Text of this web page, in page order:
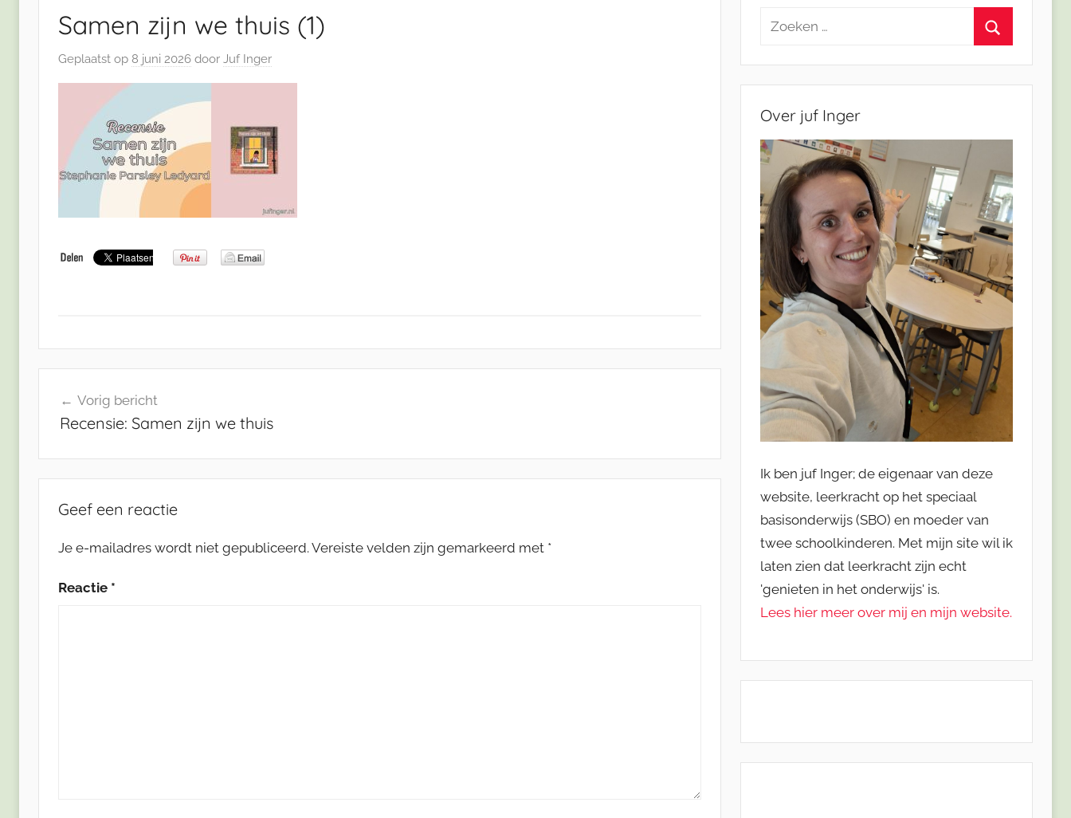
Samen zijn we thuis (1)
Geplaatst op 8 juni 2026 door Juf Inger
navigatie
Vorig bericht
Recensie: Samen zijn we thuis
Geef een reactie
Je e-mailadres wordt niet gepubliceerd. Vereiste velden zijn gemarkeerd met *
Reactie *
Zoeken
Over juf Inger
Ik ben juf Inger; de eigenaar van deze
website, leerkracht op het speciaal
basisonderwijs (SBO) en moeder van
twee schoolkinderen. Met mijn site wil ik
laten zien dat leerkracht zijn echt
'genieten in het onderwijs' is.
Lees hier meer over mij en mijn website.